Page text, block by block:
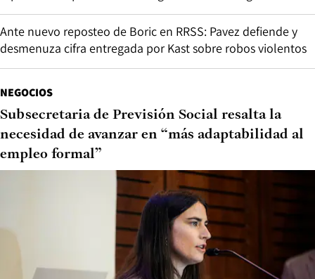
Ante nuevo reposteo de Boric en RRSS: Pavez defiende y
desmenuza cifra entregada por Kast sobre robos violentos
NEGOCIOS
Subsecretaria de Previsión Social resalta la
necesidad de avanzar en “más adaptabilidad al
empleo formal”